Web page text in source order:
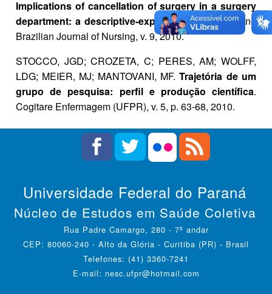
Implications of cancellation of surgery in a surgery
department: a descriptive-exploratory study. Online
Brazilian Journal of Nursing, v. 9, 2010.
STOCCO, JGD; CROZETA, C; PERES, AM; WOLFF,
LDG; MEIER, MJ; MANTOVANI, MF. Trajetória de um
grupo de pesquisa: perfil e produção científica.
Cogitare Enfermagem (UFPR), v. 5, p. 63-68, 2010.
Universidade Federal do Paraná
Núcleo de Estudos em Saúde Coletiva
Rua Padre Camargo, 280 - 7º andar
CEP: 80060-240 - Alto da Glória - Curitiba (PR) - Brasil
Telefones: (41) 3360-7241
E-mail: nesc.ufpr@hotmail.com